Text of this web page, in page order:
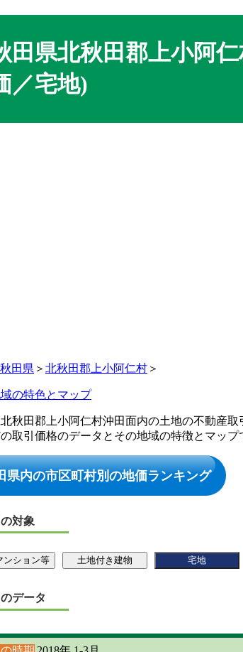
田県北秋田郡上小阿
／宅地)
秋田県 ＞ 北秋田郡上小阿仁村 ＞
の特色とマップ
秋田郡上小阿仁村沖田面内の土地の不動産
取引価格のデータとその地域の特徴とマップ
県内の市区町村別の地価ランキング
対象
データ